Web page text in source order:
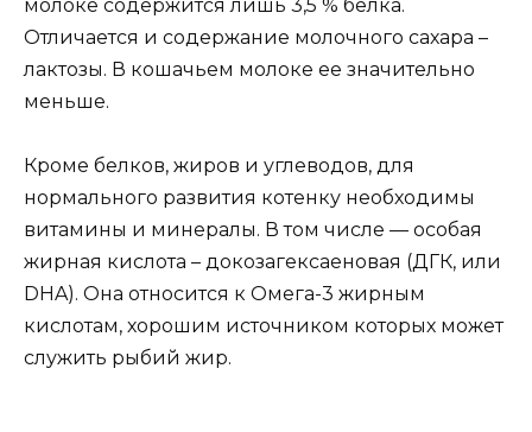
молоке содержится лишь 3,5 % белка.
Отличается и содержание молочного сахара –
лактозы. В кошачьем молоке ее значительно
меньше.
Кроме белков, жиров и углеводов, для
нормального развития котенку необходимы
витамины и минералы. В том числе — особая
жирная кислота – докозагексаеновая (ДГК, или
DHA). Она относится к Омега-3 жирным
кислотам, хорошим источником которых может
служить рыбий жир.